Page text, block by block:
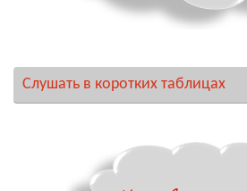
Слушать в коротких таблицах